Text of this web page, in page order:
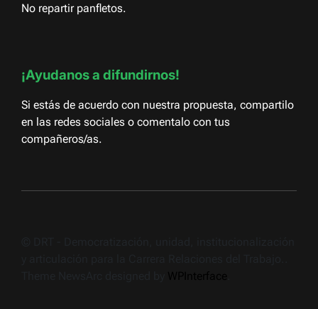
No repartir panfletos.
¡Ayudanos a difundirnos!
Si estás de acuerdo con nuestra propuesta, compartilo
en las redes sociales o comentalo con tus
compañeros/as.